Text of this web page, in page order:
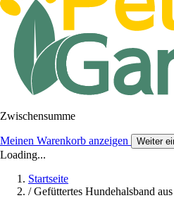
Zwischensumme
Meinen Warenkorb anzeigen Weiter
Loading...
Startseite
/ Gefüttertes Hundehalsband